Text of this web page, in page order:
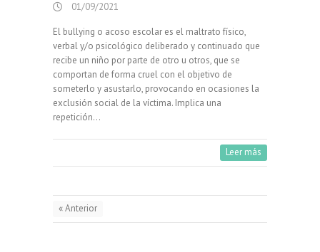
01/09/2021
El bullying o acoso escolar es el maltrato físico,
verbal y/o psicológico deliberado y continuado que
recibe un niño por parte de otro u otros, que se
comportan de forma cruel con el objetivo de
someterlo y asustarlo, provocando en ocasiones la
exclusión social de la víctima. Implica una
repetición…
Leer más
« Anterior